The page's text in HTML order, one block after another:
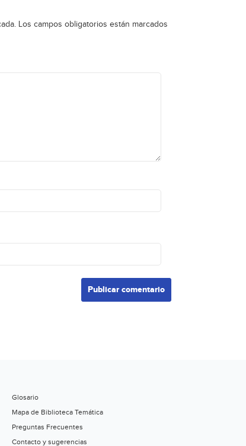
Los campos obligatorios están marcados
Glosario
Mapa de Biblioteca Temática
Preguntas Frecuentes
Contacto y sugerencias